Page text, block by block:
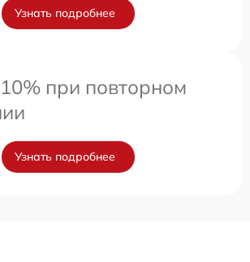
Узнать подробнее
при повторном
Узнать подробнее